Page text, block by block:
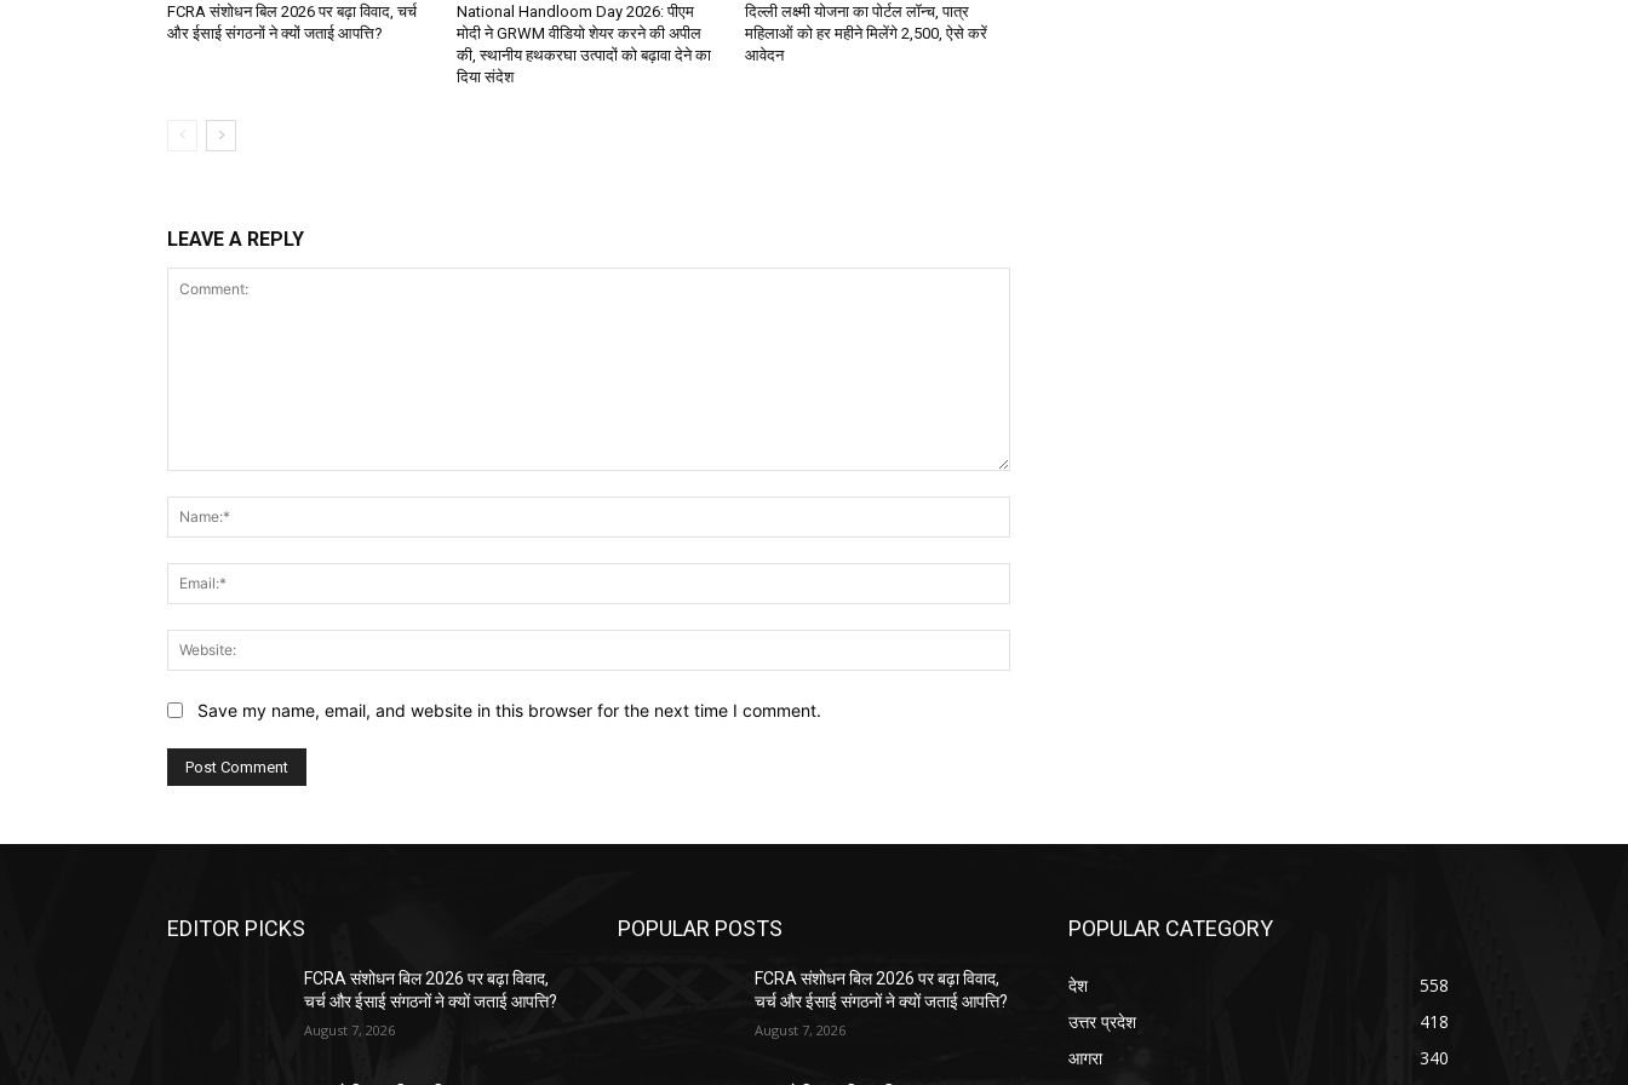
FCRA संशोधन बिल 2026 पर बढ़ा विवाद, चर्च
और ईसाई संगठनों ने क्यों जताई आपत्ति?
National Handloom Day 2026: पीएम
मोदी ने GRWM वीडियो शेयर करने की अपील
की, स्थानीय हथकरघा उत्पादों को बढ़ावा देने का
दिया संदेश
दिल्ली लक्ष्मी योजना का पोर्टल लॉन्च, पात्र
महिलाओं को हर महीने मिलेंगे ₹2,500, ऐसे करें
आवेदन
LEAVE A REPLY
Save my name, email, and website in this browser for the next time I comment.
EDITOR PICKS
FCRA संशोधन बिल 2026 पर बढ़ा विवाद,
चर्च और ईसाई संगठनों ने क्यों जताई आपत्ति?
August 7, 2026
POPULAR POSTS
FCRA संशोधन बिल 2026 पर बढ़ा विवाद,
चर्च और ईसाई संगठनों ने क्यों जताई आपत्ति?
August 7, 2026
POPULAR CATEGORY
देश
558
उत्तर प्रदेश
418
आगरा
340